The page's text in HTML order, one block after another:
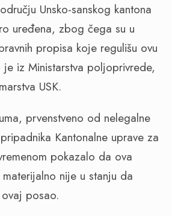
Unsko-sanskog kantona
uređena, zbog čega su u
propisa koje regulišu ovu
iz Ministarstva poljoprivrede,
USK.
prvenstveno od nelegalne
Kantonalne uprave za
pokazalo da ova
nije u stanju da
posao.